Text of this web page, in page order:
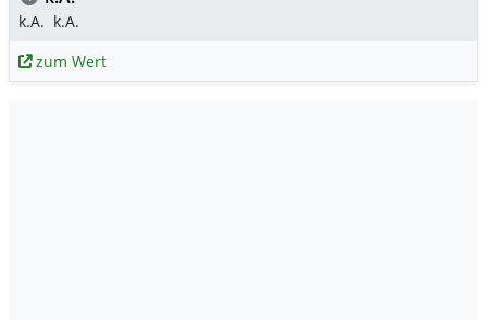
k.A. k.A.
zum Wert